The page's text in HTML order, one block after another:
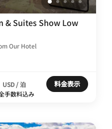
& Suites Show Low
Our Hotel
USD / 泊
手数料込み
料金表示